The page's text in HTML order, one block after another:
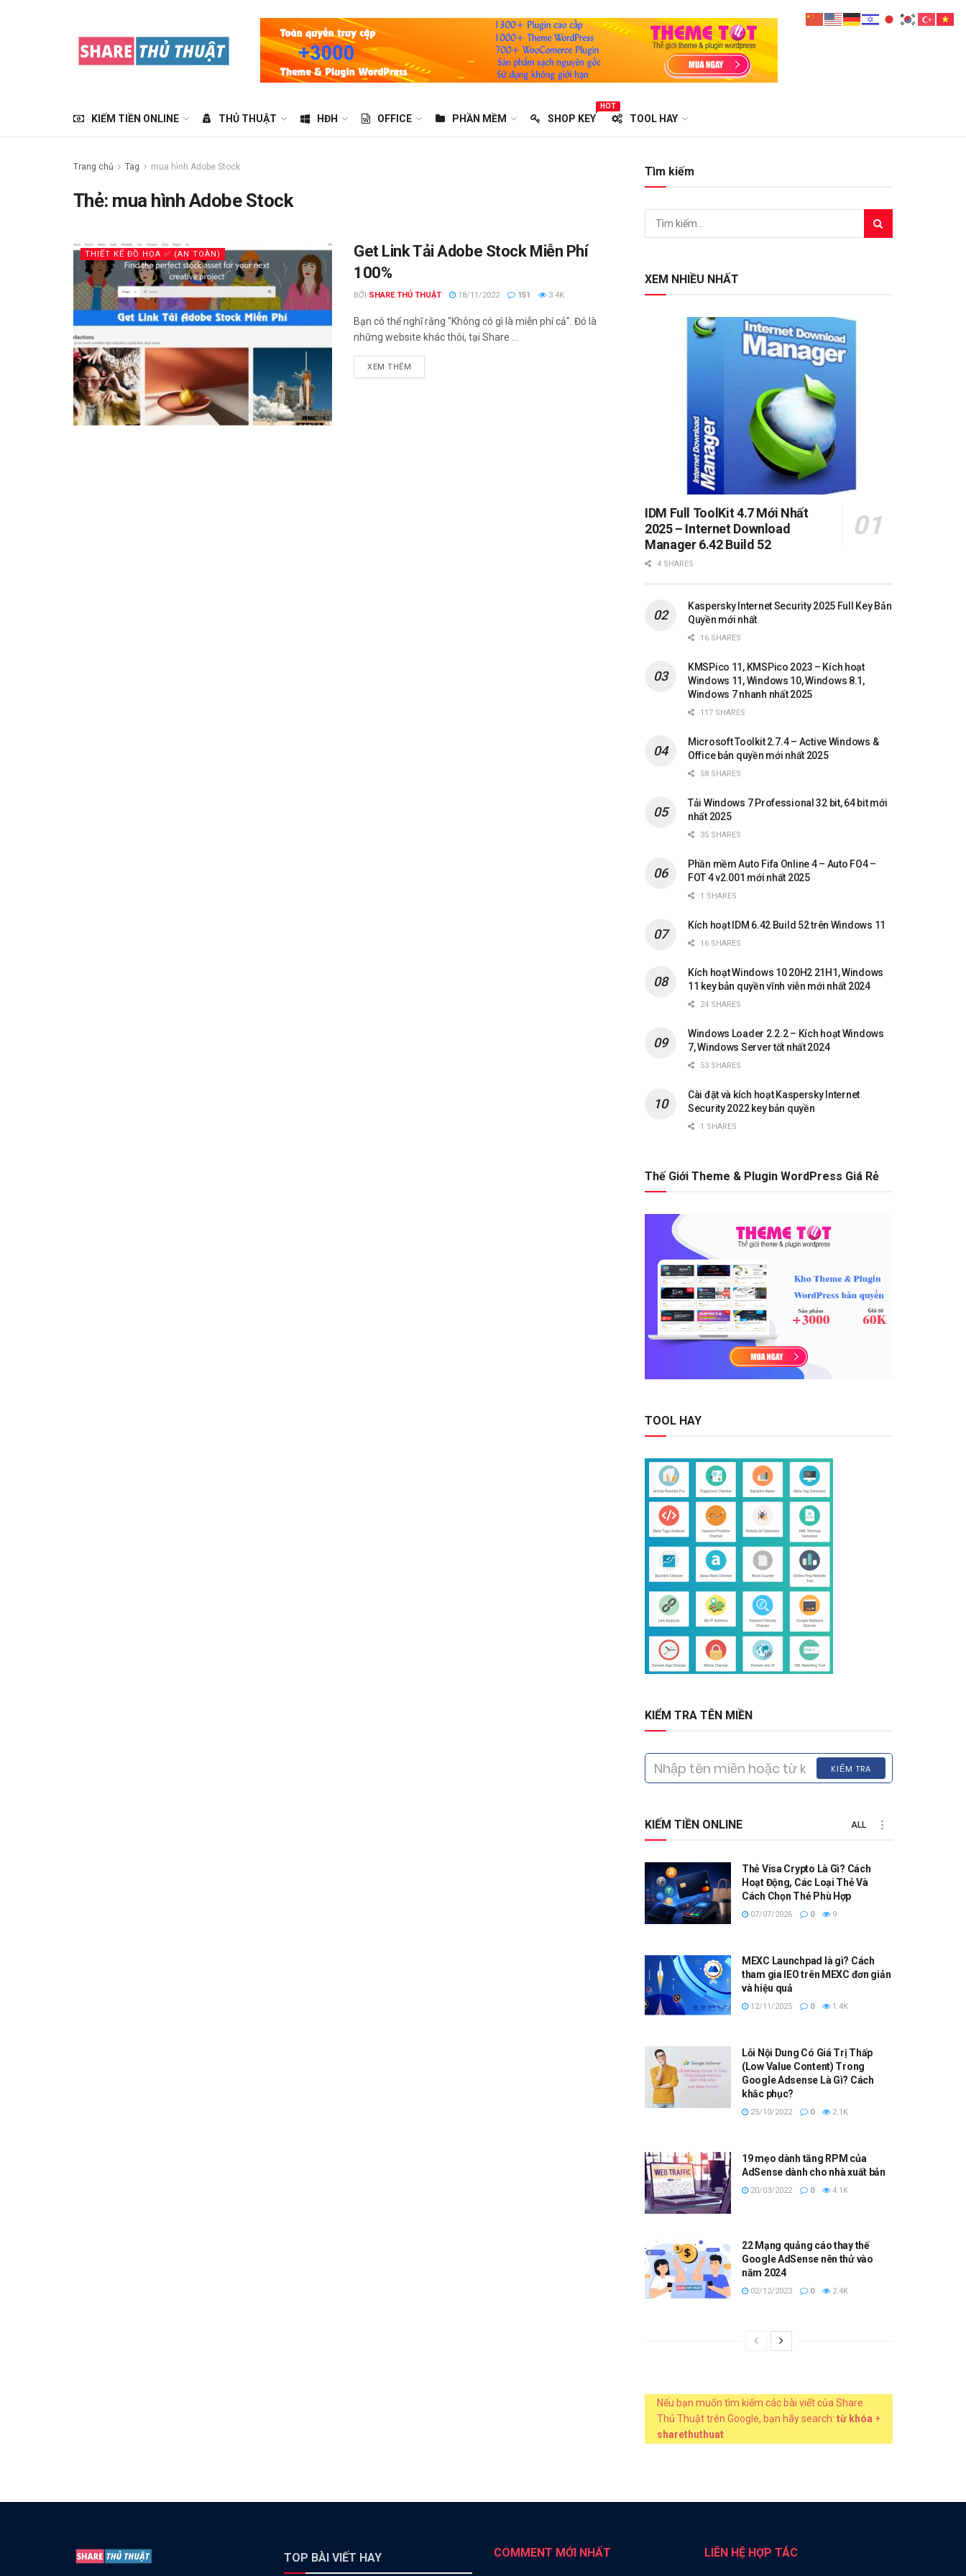
KIẾM TIỀN ONLINE THỦ THUẬT HĐH OFFICE PHẦN MỀM SHOP KEY
HOT
TOOL HAY
Trang chủ Tag mua hình Adobe Stock
Thẻ: mua hình Adobe Stock
THIẾT KẾ ĐỒ HỌA ✅ (AN TOÀN)
Get Link Tải Adobe Stock Miễn Phí
100%
BỞI SHARE THỦ THUẬT 18/11/2022 151 3.4K
Bạn có thể nghĩ rằng "Không có gì là miễn phí cả". Đó là
những website khác thôi, tại Share ...
XEM THÊM
Tìm kiếm
XEM NHIỀU NHẤT
IDM Full ToolKit 4.7 Mới Nhất
2025 – Internet Download
Manager 6.42 Build 52
4 SHARES
Kaspersky Internet Security 2025 Full Key Bản
Quyền mới nhất
16 SHARES
KMSPico 11, KMSPico 2023 – Kích hoạt
Windows 11, Windows 10, Windows 8.1,
Windows 7 nhanh nhất 2025
117 SHARES
Microsoft Toolkit 2.7.4 – Active Windows &
Office bản quyền mới nhất 2025
58 SHARES
Tải Windows 7 Professional 32 bit, 64 bit mới
nhất 2025
35 SHARES
Phần mềm Auto Fifa Online 4 – Auto FO4 –
FOT 4 v2.001 mới nhất 2025
1 SHARES
Kích hoạt IDM 6.42 Build 52 trên Windows 11
16 SHARES
Kích hoạt Windows 10 20H2 21H1, Windows
11 key bản quyền vĩnh viễn mới nhất 2024
24 SHARES
Windows Loader 2.2.2 – Kích hoạt Windows
7, Windows Server tốt nhất 2024
53 SHARES
Cài đặt và kích hoạt Kaspersky Internet
Security 2022 key bản quyền
1 SHARES
Thế Giới Theme & Plugin WordPress Giá Rẻ
TOOL HAY
KIỂM TRA TÊN MIỀN
KIỂM TRA
KIẾM TIỀN ONLINE ALL
Thẻ Visa Crypto Là Gì? Cách
Hoạt Động, Các Loại Thẻ Và
Cách Chọn Thẻ Phù Hợp
07/07/2026 0 9
MEXC Launchpad là gì? Cách
tham gia IEO trên MEXC đơn giản
và hiệu quả
12/11/2025 0 1.4K
Lỗi Nội Dung Có Giá Trị Thấp
(Low Value Content) Trong
Google Adsense Là Gì? Cách
khắc phục?
25/10/2022 0 2.1K
19 mẹo dành tăng RPM của
AdSense dành cho nhà xuất bản
20/03/2022 0 4.1K
22 Mạng quảng cáo thay thế
Google AdSense nên thử vào
năm 2024
02/12/2023 0 2.4K
Nếu bạn muốn tìm kiếm các bài viết của Share
Thủ Thuật trên Google, bạn hãy search: từ khóa +
sharethuthuat
TOP BÀI VIẾT HAY COMMENT MỚI NHẤT LIÊN HỆ HỢP TÁC